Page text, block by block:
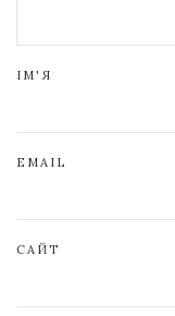
ІМ'Я
EMAIL
САЙТ